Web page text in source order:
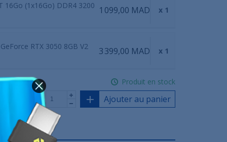
16Go (1x16Go) DDR4 3200 1 099,00 MAD x 1
GeForce RTX 3050 8GB V2
3 399,00 MAD x 1
Produit en stock
Ajouter au panier